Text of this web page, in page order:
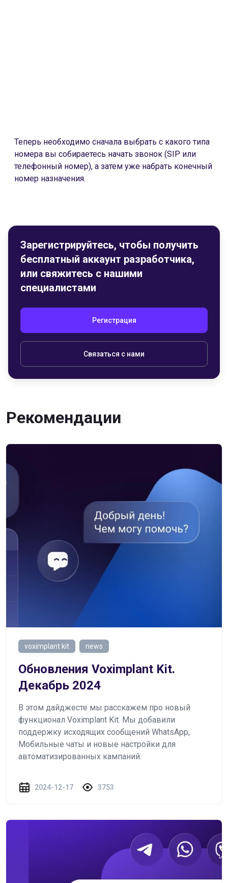
Теперь необходимо сначала выбрать с какого типа
номера вы собираетесь начать звонок (SIP или
телефонный номер), а затем уже набрать конечный
номер назначения.
Зарегистрируйтесь, чтобы получить
бесплатный аккаунт разработчика,
или свяжитесь с нашими
специалистами
Регистрация
Связаться с нами
Рекомендации
voximplant kit news
Обновления Voximplant Kit.
Декабрь 2024
В этом дайджесте мы расскажем про новый
функционал Voximplant Kit. Мы добавили
поддержку исходящих сообщений WhatsApp,
Мобильные чаты и новые настройки для
автоматизированных кампаний.
2024-12-17 3753